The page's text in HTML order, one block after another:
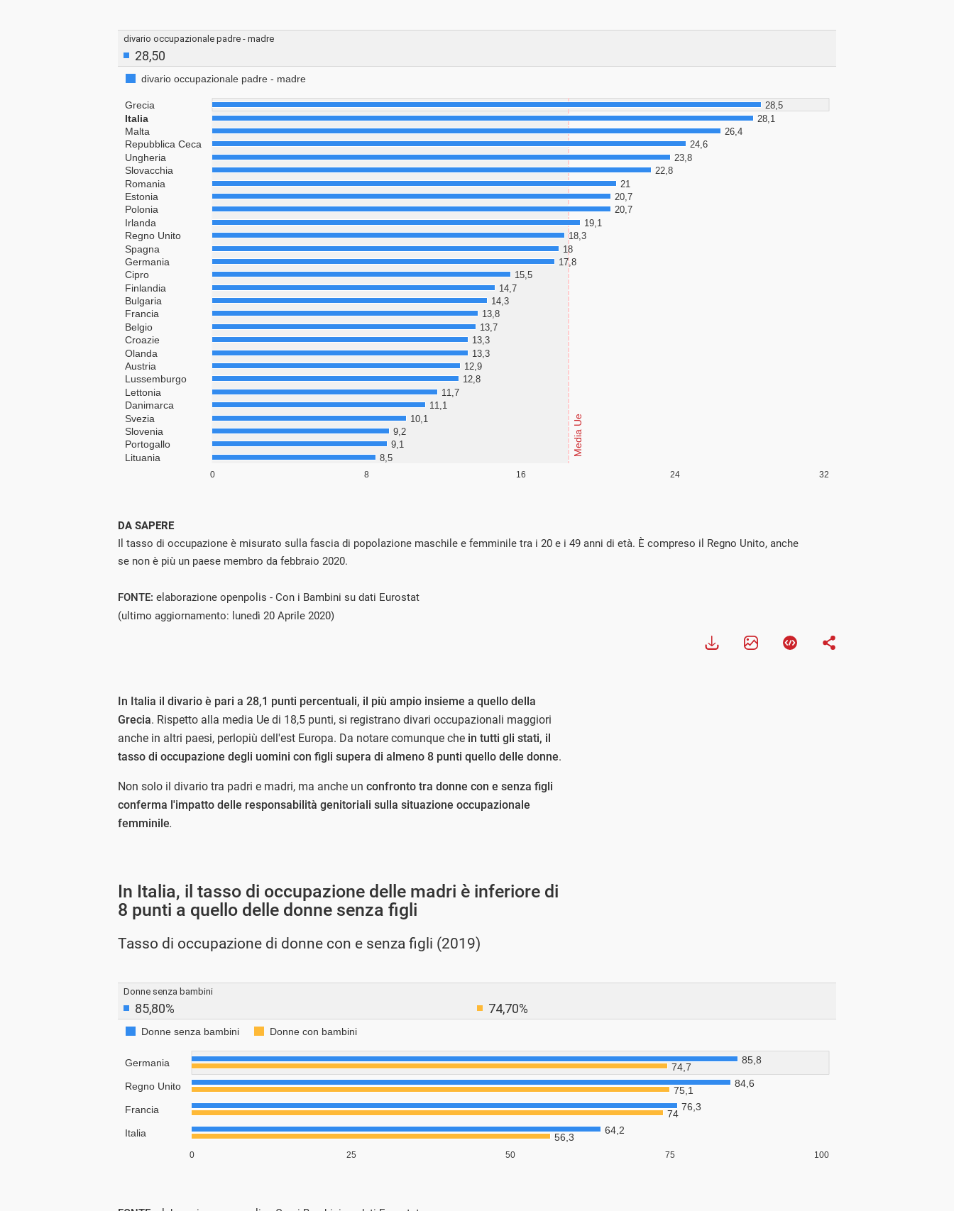
DA SAPERE
Il tasso di occupazione è misurato sulla fascia di popolazione maschile e femminile tra i 20 e i 49 anni di età. È compreso il Regno Unito, anche
se non è più un paese membro da febbraio 2020.
FONTE: elaborazione openpolis - Con i Bambini su dati Eurostat
(ultimo aggiornamento: lunedì 20 Aprile 2020)
In Italia il divario è pari a 28,1 punti percentuali, il più ampio insieme a quello della
Grecia. Rispetto alla media Ue di 18,5 punti, si registrano divari occupazionali maggiori
anche in altri paesi, perlopiù dell'est Europa. Da notare comunque che in tutti gli stati, il
tasso di occupazione degli uomini con figli supera di almeno 8 punti quello delle donne.
Non solo il divario tra padri e madri, ma anche un confronto tra donne con e senza figli
conferma l'impatto delle responsabilità genitoriali sulla situazione occupazionale
femminile.
In Italia, il tasso di occupazione delle madri è inferiore di
8 punti a quello delle donne senza figli
Tasso di occupazione di donne con e senza figli (2019)